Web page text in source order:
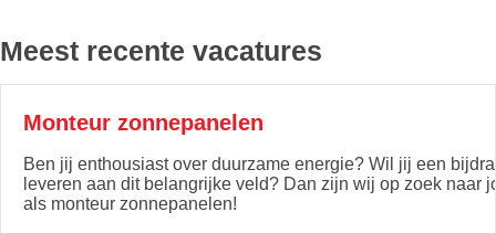
Meest recente vacatures
Monteur zonnepanelen
Ben jij enthousiast over duurzame energie? Wil jij een
leveren aan dit belangrijke veld? Dan zijn wij op zoek naar
als monteur zonnepanelen!